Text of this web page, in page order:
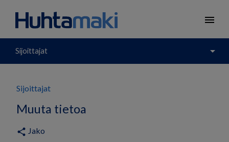
menu
Sijoittajat arrow_drop_down
Sijoittajat
Muuta tietoa
share Jako